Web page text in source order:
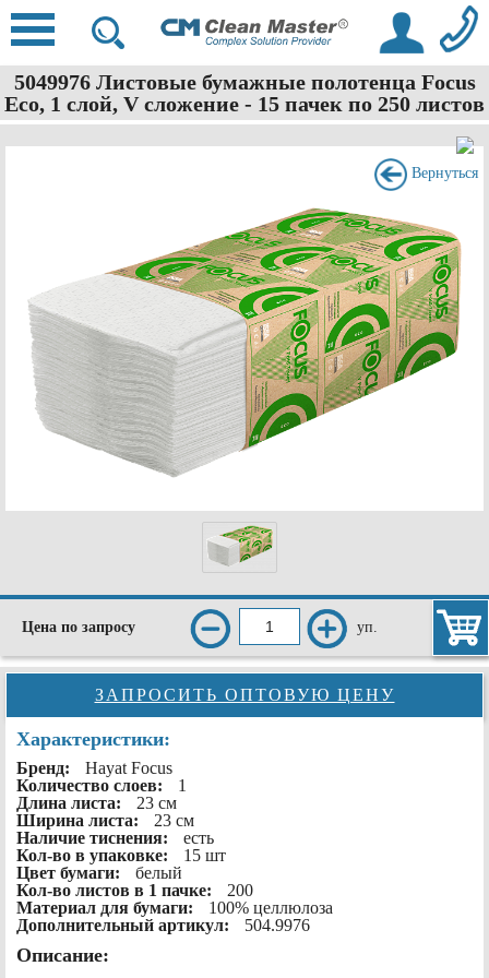
5049976 Листовые бумажные полотенца Focus
Eco, 1 слой, V сложение - 15 пачек по 250 листов
Вернуться
Цена по запросу уп.
ЗАПРОСИТЬ ОПТОВУЮ ЦЕНУ
Характеристики:
Бренд:
Hayat Focus
Количество слоев:
1
Длина листа:
23 см
Ширина листа:
23 см
Наличие тиснения:
есть
Кол-во в упаковке:
15 шт
Цвет бумаги:
белый
Кол-во листов в 1 пачке:
200
Материал для бумаги:
100% целлюлоза
Дополнительный артикул:
504.9976
Описание: